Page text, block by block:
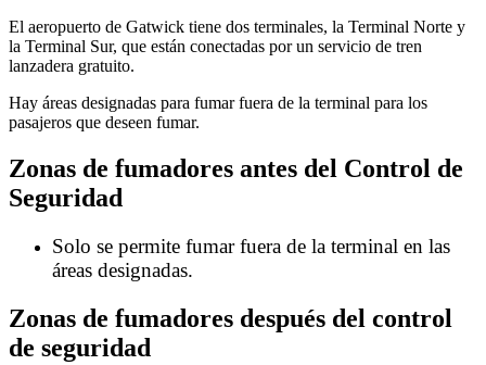
El aeropuerto de Gatwick tiene dos terminales, la Terminal Norte y
la Terminal Sur, que están conectadas por un servicio de tren
lanzadera gratuito.
Hay áreas designadas para fumar fuera de la terminal para los
pasajeros que deseen fumar.
Zonas de fumadores antes del Control de
Seguridad
Solo se permite fumar fuera de la terminal en las
áreas designadas.
Zonas de fumadores después del control
de seguridad